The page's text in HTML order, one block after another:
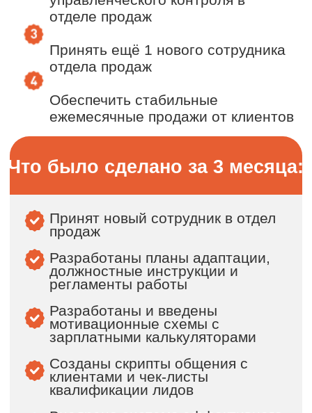
Итог
За 3 месяца удалось значительно
повысить эффективность отдела
продаж, увеличить активную
клиентскую базу и принести
выручку компании, благодаря
комплексной работе с персоналом,
маркетингом и отделом контроля
ОСТАЛИСЬ
ВОПРОСЫ?
Свяжитесь с нами удобным
способом и мы ответим на
интересующие Вас вопросы
Оставить заявку